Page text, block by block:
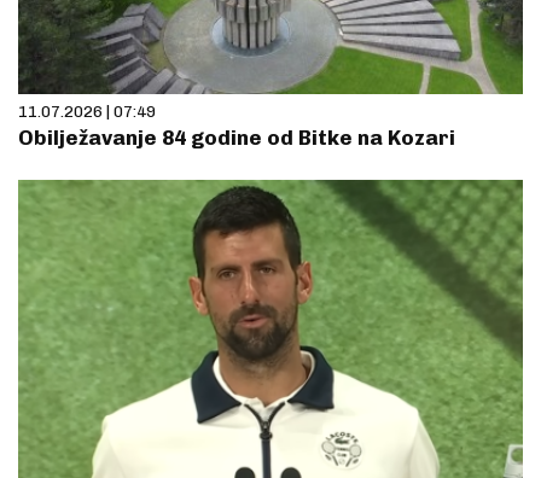
11.07.2026 | 07:49
Obilježavanje 84 godine od Bitke na Kozari